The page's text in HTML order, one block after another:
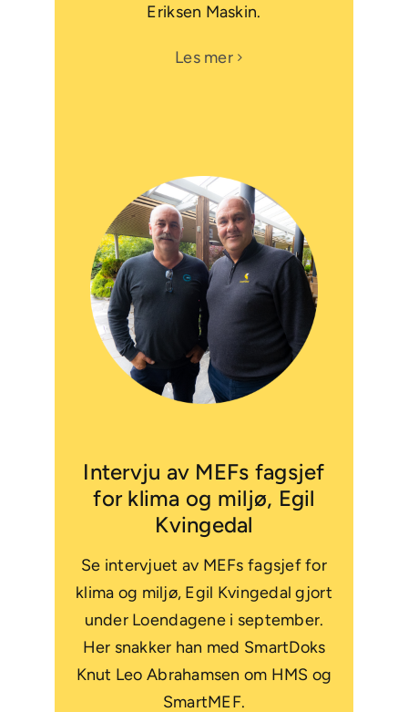
Eriksen Maskin.
Les mer
Intervju av MEFs fagsjef
for klima og miljø, Egil
Kvingedal
Se intervjuet av MEFs fagsjef for
klima og miljø, Egil Kvingedal gjort
under Loendagene i september.
Her snakker han med SmartDoks
Knut Leo Abrahamsen om HMS og
SmartMEF.